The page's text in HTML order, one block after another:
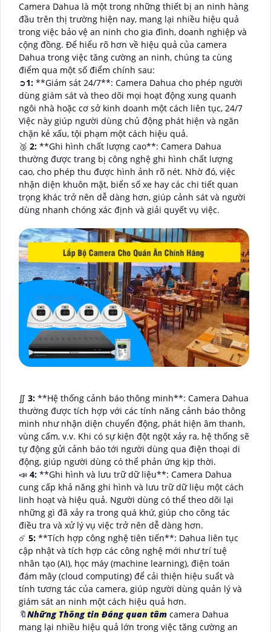
Camera Dahua là một trong những thiết bị an ninh hàng
đầu trên thị trường hiện nay, mang lại nhiều hiệu quả
trong việc bảo vệ an ninh cho gia đình, doanh nghiệp và
cộng đồng. Để hiểu rõ hơn về hiệu quả của camera
Dahua trong việc tăng cường an ninh, chúng ta cùng
điểm qua một số điểm chính sau:
➲1: **Giám sát 24/7**: Camera Dahua cho phép người
dùng giám sát và theo dõi mọi hoạt động xung quanh
ngôi nhà hoặc cơ sở kinh doanh một cách liên tục, 24/7
Việc này giúp người dùng chủ động phát hiện và ngăn
chặn kẻ xấu, tội phạm một cách hiệu quả.
🥉 2: **Ghi hình chất lượng cao**: Camera Dahua
thường được trang bị công nghệ ghi hình chất lượng
cao, cho phép thu được hình ảnh rõ nét. Nhờ đó, việc
nhận diện khuôn mặt, biển số xe hay các chi tiết quan
trọng khác trở nên dễ dàng hơn, giúp cảnh sát và người
dùng nhanh chóng xác định và giải quyết vụ việc.
∬ 3: **Hệ thống cảnh báo thông minh**: Camera Dahua
thường được tích hợp với các tính năng cảnh báo thông
minh như nhận diện chuyển động, phát hiện âm thanh,
vùng cấm, v.v. Khi có sự kiện đột ngột xảy ra, hệ thống sẽ
tự động gửi cảnh báo tới người dùng qua điện thoại di
động, giúp người dùng có thể phản ứng kịp thời.
📣 4: **Ghi hình và lưu trữ dữ liệu**: Camera Dahua
cung cấp khả năng ghi hình và lưu trữ dữ liệu một cách
linh hoạt và hiệu quả. Người dùng có thể theo dõi lại
những gì đã xảy ra trong quá khứ, giúp cho công tác
điều tra và xử lý vụ việc trở nên dễ dàng hơn.
☄️ 5: **Tích hợp công nghệ tiên tiến**: Dahua liên tục
cập nhật và tích hợp các công nghệ mới như trí tuệ
nhân tạo (AI), học máy (machine learning), điện toán
đám mây (cloud computing) để cải thiện hiệu suất và
tính tương tác của camera, giúp người dùng quản lý và
giám sát an ninh một cách hiệu quả hơn.
🔖Những Thông tin Đáng quan tâm camera Dahua
mang lại nhiều hiệu quả lớn trong việc tăng cường an